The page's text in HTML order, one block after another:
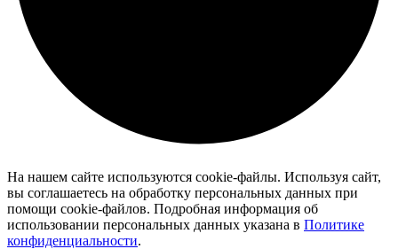
На нашем сайте используются cookie-файлы. Используя сайт,
вы соглашаетесь на обработку персональных данных при
помощи cookie-файлов. Подробная информация об
использовании персональных данных указана в Политике
конфиденциальности.